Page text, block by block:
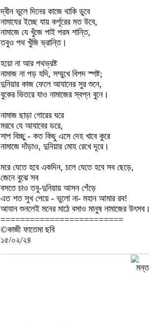
দ্বীন ভুলে দিনের কাজে থাকি ডুবে
নামাযের ইচ্ছে যায় কর্পূরের মত উবে,
নামাজে যে খুঁজে পাই পরম শান্তি,
তবুও পথ খুঁজি ভ্রান্তি।
হয়ো না আর পথভ্রষ্ট
নামাজ না পড় যদি, সম্মুখে বিপদ স্পষ্ট;
দুনিয়ার কাজ ফেলে আযানের সুর শুনে,
বুকের ভিতরে যাও নামাজের স্বপ্ন বুনে।
নামাজ ছাড়া গোরের ঘরে
মরবে যে আযাবের ডরে,
সাপ বিচ্ছু - কত কিছু এসে দেহ খাবে কুরে
নামাজে দাঁড়াও, দুনিয়ার মোহ রেখে দূরে।
মরে যেতে হবে একদিন, চলে যেতে হবে সব ছেড়ে,
জেনে বুঝে সব
বসতে চাও তবু-দুনিয়ায় আসন গেঁড়ে
এত শত সুখ পেয়ে - ভুলো না- মহান আমার রব!
আযান শুনলেই মনের মাঠে বসাও মানুষ নামাজের উৎসব।
=========================
©কাজী ফাতেমা ছবি
১৫/০২/২৪